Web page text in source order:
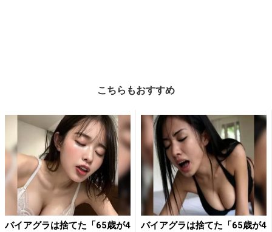
こちらもおすすめ
バイアグラは捨てた「65歳が4
バイアグラは捨てた「65歳が4